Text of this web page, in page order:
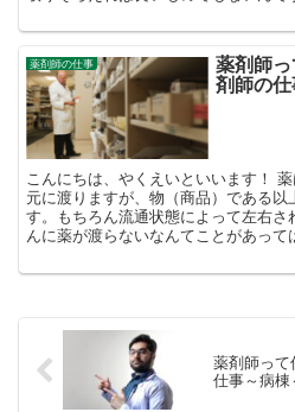
薬剤師の仕事 薬剤師
剤師の
こんにちは、やくえいといいます！
元に渡りますが、物（商品）である以
す。もちろん流通状態によって左右さ
んに薬が渡らないなんてことがあって
薬剤師っ
仕事～病棟